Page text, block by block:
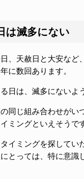
は滅多にない
、天赦日と大安など
に数回あります。
日は、滅多にないよ
同じ組み合わせがい
ミングといえそうで
イミングを探してい
とっては、特に意識